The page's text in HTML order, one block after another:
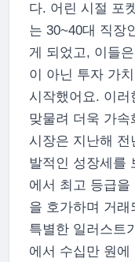
다. 어린 시절 포
는 30~40대 직장
게 되었고, 이들
이 아닌 투자 가
시작했어요. 이러
맞물려 더욱 가
시장은 지난해 전
발적인 성장세를
에서 최고 등급을
을 호가하며 거
특별한 일러스트
에서 수십만 원에